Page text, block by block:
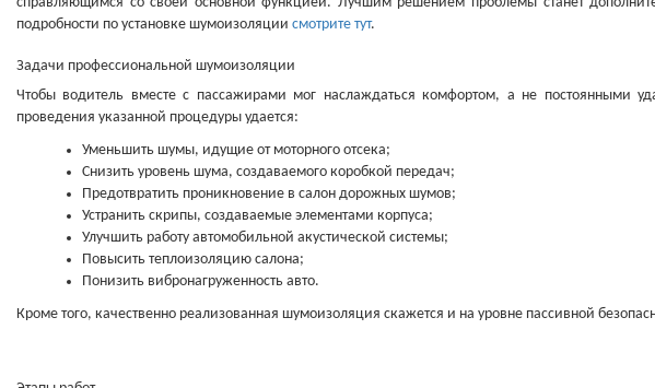
подробности по установке шумоизоляции смотрите тут.
Задачи профессиональной шумоизоляции
Чтобы водитель вместе с пассажирами мог наслаждаться комфортом, а не постоянными
проведения указанной процедуры удается:
Уменьшить шумы, идущие от моторного отсека;
Снизить уровень шума, создаваемого коробкой передач;
Предотвратить проникновение в салон дорожных шумов;
Устранить скрипы, создаваемые элементами корпуса;
Улучшить работу автомобильной акустической системы;
Повысить теплоизоляцию салона;
Понизить вибронагруженность авто.
Кроме того, качественно реализованная шумоизоляция скажется и на уровне пассивной